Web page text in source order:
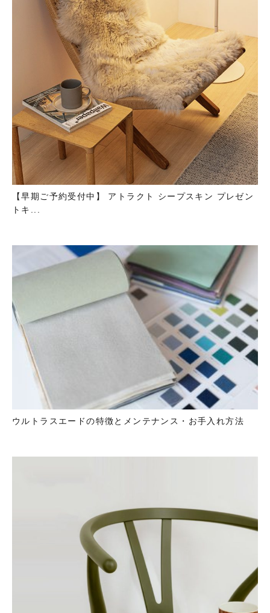
【早期ご予約受付中】 アトラクト シープスキン プレゼン
トキ...
ウルトラスエードの特徴とメンテナンス・お手入れ方法